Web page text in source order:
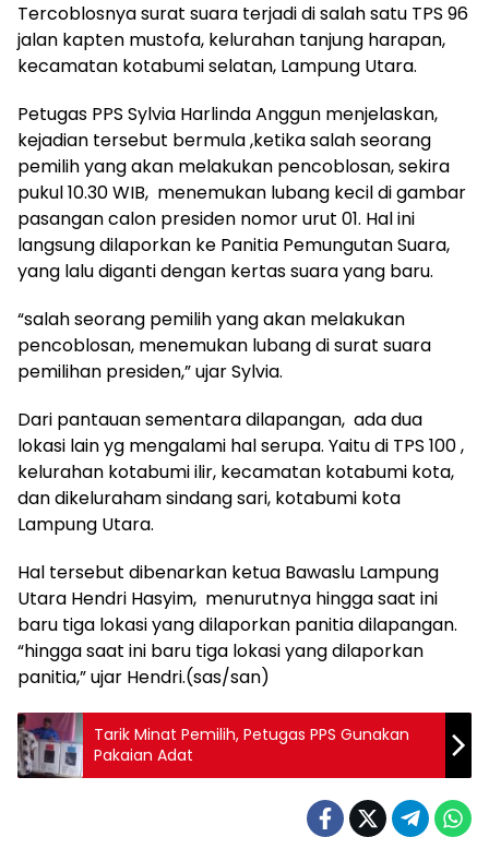
Tercoblosnya surat suara terjadi di salah satu TPS 96
jalan kapten mustofa, kelurahan tanjung harapan,
kecamatan kotabumi selatan, Lampung Utara.
Petugas PPS Sylvia Harlinda Anggun menjelaskan,
kejadian tersebut bermula ,ketika salah seorang
pemilih yang akan melakukan pencoblosan, sekira
pukul 10.30 WIB, menemukan lubang kecil di gambar
pasangan calon presiden nomor urut 01. Hal ini
langsung dilaporkan ke Panitia Pemungutan Suara,
yang lalu diganti dengan kertas suara yang baru.
“salah seorang pemilih yang akan melakukan
pencoblosan, menemukan lubang di surat suara
pemilihan presiden,” ujar Sylvia.
Dari pantauan sementara dilapangan, ada dua
lokasi lain yg mengalami hal serupa. Yaitu di TPS 100 ,
kelurahan kotabumi ilir, kecamatan kotabumi kota,
dan dikeluraham sindang sari, kotabumi kota
Lampung Utara.
Hal tersebut dibenarkan ketua Bawaslu Lampung
Utara Hendri Hasyim, menurutnya hingga saat ini
baru tiga lokasi yang dilaporkan panitia dilapangan.
“hingga saat ini baru tiga lokasi yang dilaporkan
panitia,” ujar Hendri.(sas/san)
Tarik Minat Pemilih, Petugas PPS Gunakan
Pakaian Adat